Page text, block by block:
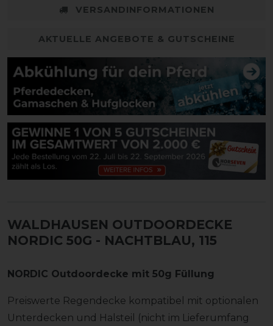
VERSANDINFORMATIONEN
AKTUELLE ANGEBOTE & GUTSCHEINE
WALDHAUSEN OUTDOORDECKE
NORDIC 50G - NACHTBLAU, 115
NORDIC Outdoordecke mit 50g Füllung
Preiswerte Regendecke kompatibel mit optionalen
Unterdecken und Halsteil (nicht im Lieferumfang